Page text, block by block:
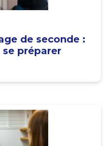
de seconde :
préparer